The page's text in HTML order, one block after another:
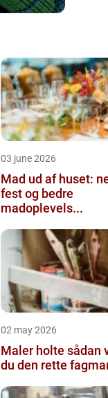
03 june 2026
Mad ud af huset:
fest og bedre
madoplevels...
02 may 2026
Maler holte sådan vælger
du den rette